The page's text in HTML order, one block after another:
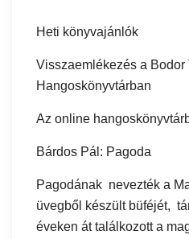
Heti könyvajánlók
Visszaemlékezés a Bodor
Hangoskönyvtárban
Az online
Bárdos Pál: Pagoda
Pagodának nevezték a
üvegből készült büféjét,
éveken át találkozott a